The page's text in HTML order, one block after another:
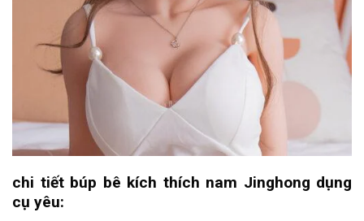
chi tiết búp bê kích thích nam Jinghong dụng
cụ yêu: